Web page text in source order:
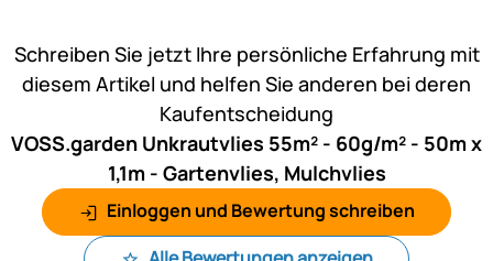
Schreiben Sie jetzt Ihre persönliche Erfahrung mit
diesem Artikel und helfen Sie anderen bei deren
Kaufentscheidung
VOSS.garden Unkrautvlies 55m² - 60g/m² - 50m x
1,1m - Gartenvlies, Mulchvlies
Einloggen und Bewertung schreiben